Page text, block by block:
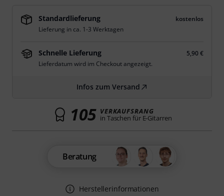
Standardlieferung
kostenlos
Lieferung in ca. 1-3 Werktagen
Schnelle Lieferung
5,90 €
Lieferdatum wird im Checkout angezeigt.
Infos zum Versand
105 VERKAUFSRANG
in Taschen für E-Gitarren
Beratung
Herstellerinformationen